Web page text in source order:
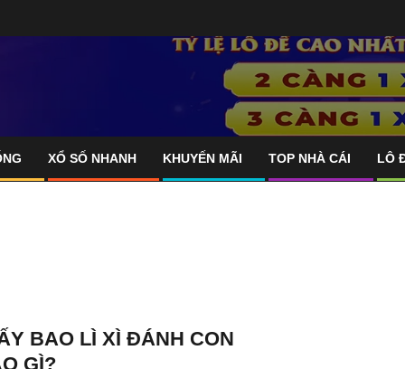
XỔ SỐ NHANH KHUYẾN MÃI TOP NHÀ CÁI LÔ
BAO LÌ XÌ ĐÁNH CON
GÌ?